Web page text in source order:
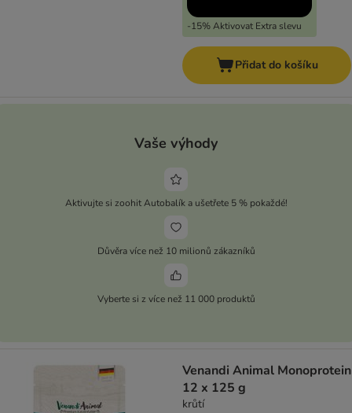
-15% Aktivovat Extra slevu
Přidat do košíku
Vaše výhody
Aktivujte si zoohit Autobalík a ušetřete 5 % pokaždé!
Důvěra více než 10 milionů zákazníků
Vyberte si z více než 11 000 produktů
Venandi Animal Monoprotein
12 x 125 g
krůtí